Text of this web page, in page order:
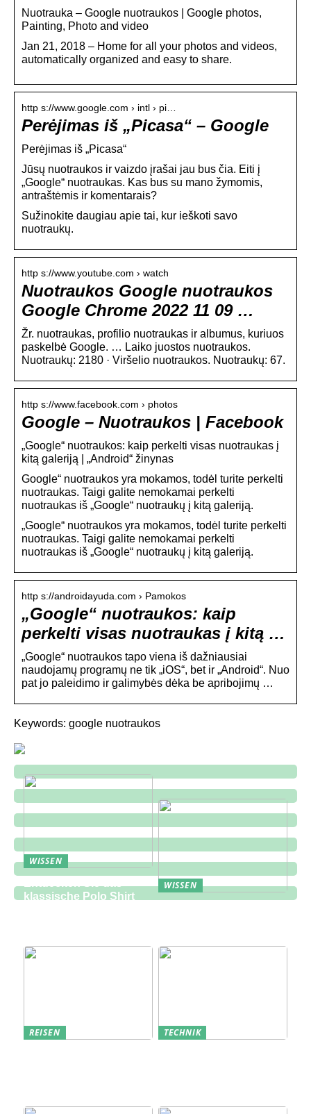
Nuotrauka – Google nuotraukos | Google photos,
Painting, Photo and video
Jan 21, 2018 – Home for all your photos and videos,
automatically organized and easy to share.
http s://www.google.com › intl › pi…
Perėjimas iš „Picasa“ – Google
Perėjimas iš „Picasa“
Jūsų nuotraukos ir vaizdo įrašai jau bus čia. Eiti į
„Google“ nuotraukas. Kas bus su mano žymomis,
antraštėmis ir komentarais?
Sužinokite daugiau apie tai, kur ieškoti savo
nuotraukų.
http s://www.youtube.com › watch
Nuotraukos Google nuotraukos
Google Chrome 2022 11 09 …
Žr. nuotraukas, profilio nuotraukas ir albumus, kuriuos
paskelbė Google. … Laiko juostos nuotraukos.
Nuotraukų: 2180 · Viršelio nuotraukos. Nuotraukų: 67.
http s://www.facebook.com › photos
Google – Nuotraukos | Facebook
„Google“ nuotraukos: kaip perkelti visas nuotraukas į
kitą galeriją | „Android“ žinynas
Google“ nuotraukos yra mokamos, todėl turite perkelti
nuotraukas. Taigi galite nemokamai perkelti
nuotraukas iš „Google“ nuotraukų į kitą galeriją.
„Google“ nuotraukos yra mokamos, todėl turite perkelti
nuotraukas. Taigi galite nemokamai perkelti
nuotraukas iš „Google“ nuotraukų į kitą galeriją.
http s://androidayuda.com › Pamokos
„Google“ nuotraukos: kaip
perkelti visas nuotraukas į kitą …
„Google“ nuotraukos tapo viena iš dažniausiai
naudojamų programų ne tik „iOS“, bet ir „Android“. Nuo
pat jo paleidimo ir galimybės dėka be apribojimų …
Keywords: google nuotraukos
WISSEN
klassische Polo Shirt
WISSEN
REISEN
TECHNIK